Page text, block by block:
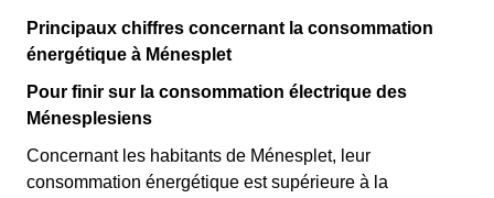
Principaux chiffres concernant la consommation
énergétique à Ménesplet
Pour finir sur la consommation électrique des
Ménesplesiens
Concernant les habitants de Ménesplet, leur
consommation énergétique est supérieure à la